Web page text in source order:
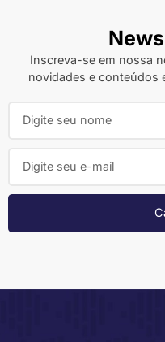
Inscreva-se em nossa
novidades e conteúdos